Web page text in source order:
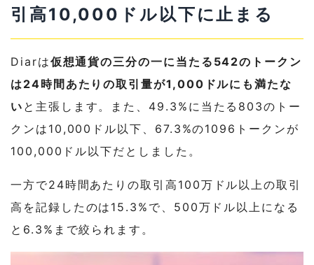
引高10,000ドル以下に止まる
Diarは仮想通貨の三分の一に当たる542のトークン
は24時間あたりの取引量が1,000ドルにも満たな
い と主張します。また、49.3%に当たる803のトー
クンは10,000ドル以下、67.3%の1096トークンが
100,000ドル以下だとしました。
一方で24時間あたりの取引高100万ドル以上の取引
高を記録したのは15.3%で、500万ドル以上になる
と6.3%まで絞られます。